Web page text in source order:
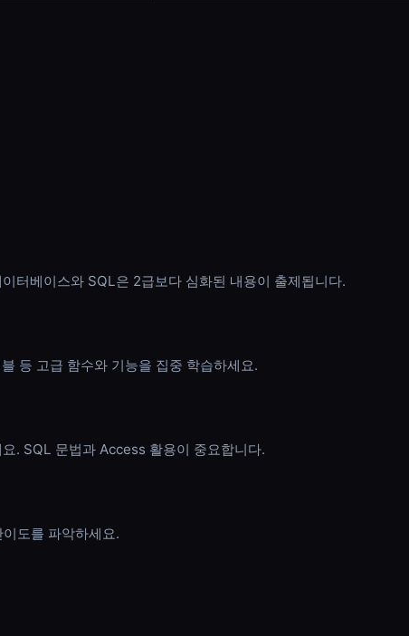
터베이스와 SQL은 2급보다 심화된 내용이 출제됩니다.
등 고급 함수와 기능을 집중 학습하세요.
. SQL 문법과 Access 활용이 중요합니다.
도를 파악하세요.